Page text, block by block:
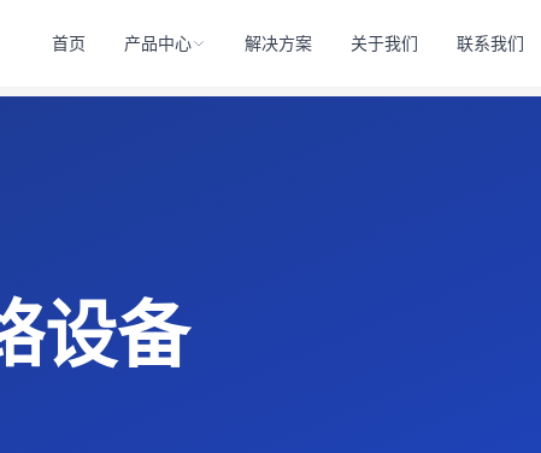
首页 产品中心 解决方案 关于我们 联系我们
设备